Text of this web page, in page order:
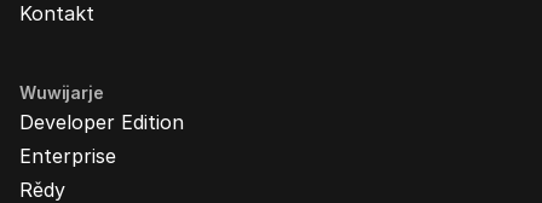
Kontakt
Wuwijarje
Developer Edition
Enterprise
Rědy